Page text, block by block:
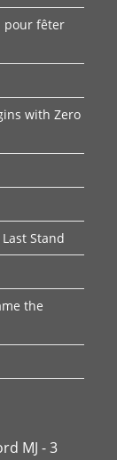
pour fêter
with Zero
Stand
the
MJ - 3